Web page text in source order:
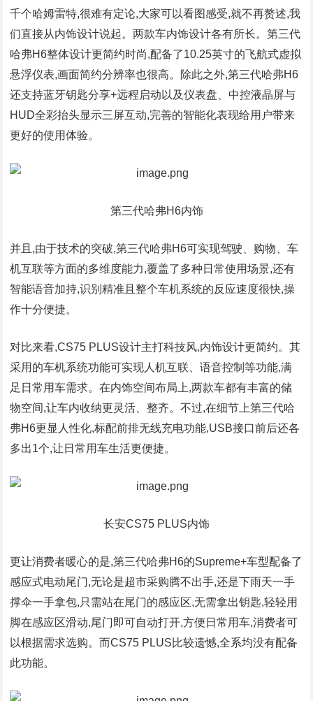
千个哈姆雷特,很难有定论,大家可以看图感受,就不再赘述,我
们直接从内饰设计说起。两款车内饰设计各有所长。第三代
哈弗H6整体设计更简约时尚,配备了10.25英寸的飞航式虚拟
悬浮仪表,画面简约分辨率也很高。除此之外,第三代哈弗H6
还支持蓝牙钥匙分享+远程启动以及仪表盘、中控液晶屏与
HUD全彩抬头显示三屏互动,完善的智能化表现给用户带来
更好的使用体验。
第三代哈弗H6内饰
并且,由于技术的突破,第三代哈弗H6可实现驾驶、购物、车
机互联等方面的多维度能力,覆盖了多种日常使用场景,还有
智能语音加持,识别精准且整个车机系统的反应速度很快,操
作十分便捷。
对比来看,CS75 PLUS设计主打科技风,内饰设计更简约。其
采用的车机系统功能可实现人机互联、语音控制等功能,满
足日常用车需求。在内饰空间布局上,两款车都有丰富的储
物空间,让车内收纳更灵活、整齐。不过,在细节上第三代哈
弗H6更显人性化,标配前排无线充电功能,USB接口前后还各
多出1个,让日常用车生活更便捷。
长安CS75 PLUS内饰
更让消费者暖心的是,第三代哈弗H6的Supreme+车型配备了
感应式电动尾门,无论是超市采购腾不出手,还是下雨天一手
撑伞一手拿包,只需站在尾门的感应区,无需拿出钥匙,轻轻用
脚在感应区滑动,尾门即可自动打开,方便日常用车,消费者可
以根据需求选购。而CS75 PLUS比较遗憾,全系均没有配备
此功能。